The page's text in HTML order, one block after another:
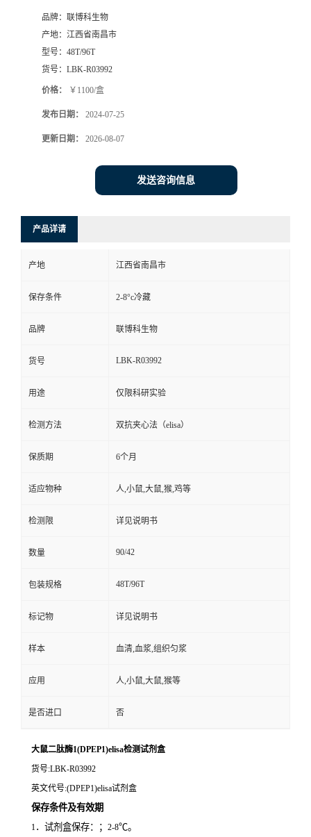
品牌： 联博科生物
产地： 江西省南昌市
型号： 48T/96T
货号： LBK-R03992
价格： ￥1100/盒
发布日期： 2024-07-25
更新日期： 2026-08-07
发送咨询信息
产品详请
产地 江西省南昌市
保存条件 2-8°c冷藏
品牌 联博科生物
货号 LBK-R03992
用途 仅限科研实验
检测方法 双抗夹心法（elisa）
保质期 6个月
适应物种 人,小鼠,大鼠,猴,鸡等
检测限 详见说明书
数量 90/42
包装规格 48T/96T
标记物 详见说明书
样本 血清,血浆,组织匀浆
应用 人,小鼠,大鼠,猴等
是否进口 否
大鼠二肽酶1(DPEP1)elisa检测试剂盒
货号:LBK-R03992
英文代号:(DPEP1)elisa试剂盒
保存条件及有效期
1．试剂盒保存：； 2-8℃。